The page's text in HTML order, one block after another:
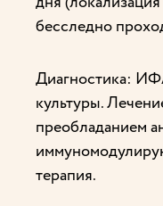
бесследно
Диагностика:
культуры.
преобладанием
терапия.